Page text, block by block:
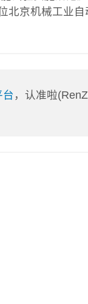
北京机械工业
台 ，认准啦